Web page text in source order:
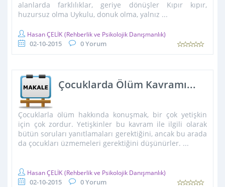
alanlarda farklılıklar, geriye dönüşler Kıpır kıpır,
huzursuz olma Uykulu, donuk olma, yalnız ...
Hasan ÇELİK (Rehberlik ve Psikolojik Danışmanlık)
02-10-2015 0 Yorum
Çocuklarda Ölüm Kavramı...
Çocuklarla ölüm hakkında konuşmak, bir çok yetişkin
için çok zordur. Yetişkinler bu kavram ile ilgili olarak
bütün soruları yanıtlamaları gerektiğini, ancak bu arada
da çocukları üzmemeleri gerektiğini düşünürler. ...
Hasan ÇELİK (Rehberlik ve Psikolojik Danışmanlık)
02-10-2015 0 Yorum